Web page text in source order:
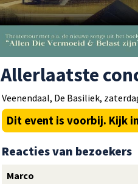
Allerlaatste
Veenendaal, De Basiliek,
Dit event is voorbij. Kijk
Reacties van bezoekers
Marco